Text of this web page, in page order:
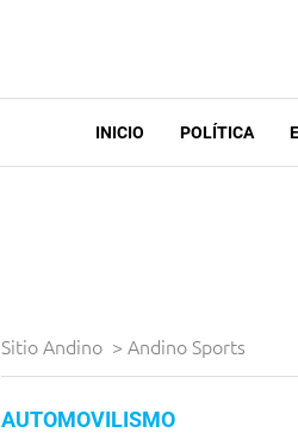
INICIO POLÍTICA
Sitio Andino > Andino Sports
AUTOMOVILISMO